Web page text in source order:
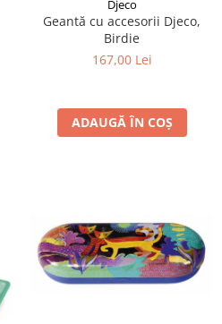
Djeco
Geantă cu accesorii Djeco,
Birdie
167,00 Lei
ADAUGĂ ÎN COȘ